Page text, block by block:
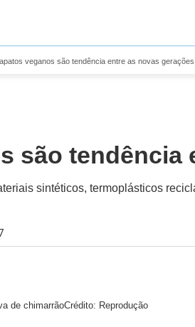
veganos são tendência entre as novas gerações
são tendência
sintéticos, termoplásticos
de chimarrãoCrédito: Reprodução